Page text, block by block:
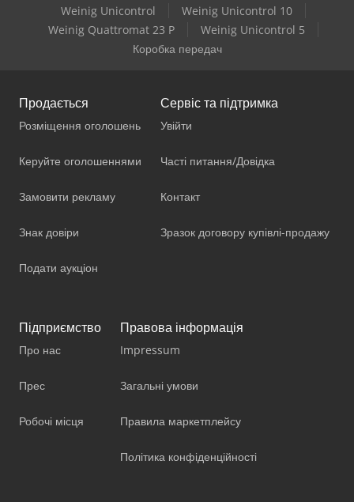
Weinig Unicontrol
Weinig Unicontrol 10
Weinig Quattromat 23 P
Weinig Unicontrol 5
Коробка передач
Продається
Розміщення оголошень
Керуйте оголошеннями
Замовити рекламу
Знак довіри
Подати аукціон
Сервіс та підтримка
Увійти
Часті питання/Довідка
Контакт
Зразок договору купівлі-продажу
Підприємство
Про нас
Прес
Робочі місця
Правова інформація
Impressum
Загальні умови
Правила маркетплейсу
Політика конфіденційності